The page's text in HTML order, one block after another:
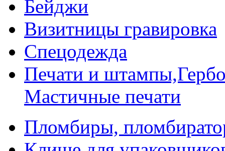
Бейджи
Визитницы гравировка
Спецодежда
Печати и
Мастичные печати
Пломбиры,